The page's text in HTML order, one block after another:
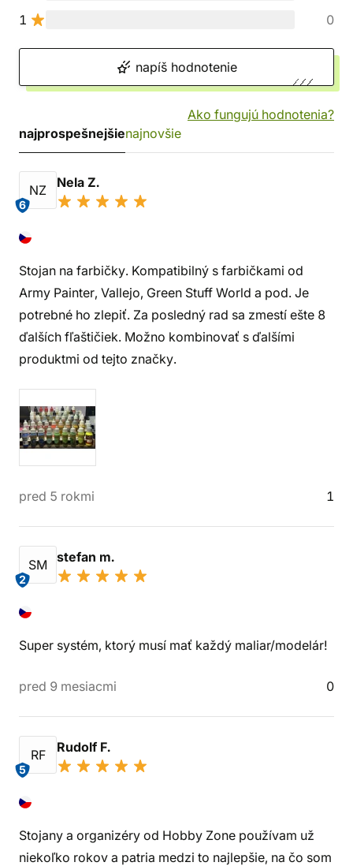
1 0
napíš hodnotenie
Ako fungujú hodnotenia?
najprospešnejšienajnovšie
NZ
6
Nela Z.
Stojan na farbičky. Kompatibilný s farbičkami od
Army Painter, Vallejo, Green Stuff World a pod. Je
potrebné ho zlepiť. Za posledný rad sa zmestí ešte 8
ďalších fľaštičiek. Možno kombinovať s ďalšími
produktmi od tejto značky.
pred 5 rokmi 1
SM
2
stefan m.
Super systém, ktorý musí mať každý maliar/modelár!
pred 9 mesiacmi 0
RF
5
Rudolf F.
Stojany a organizéry od Hobby Zone používam už
niekoľko rokov a patria medzi to najlepšie, na čo som